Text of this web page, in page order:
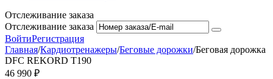
Отслеживание заказа
Отслеживание заказа
ВойтиРегистрация
Главная/Кардиотренажеры/Беговые дорожки/Беговая дорожка
DFC REKORD T190
46 990 ₽